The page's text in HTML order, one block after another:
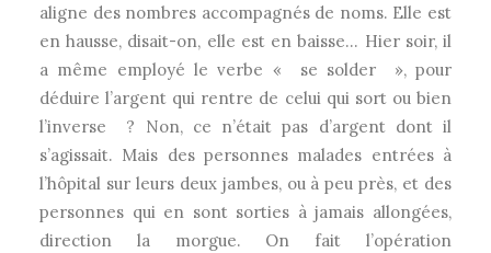
aligne des nombres accompagnés de noms. Elle est
en hausse, disait-on, elle est en baisse… Hier soir, il
a même employé le verbe « se solder », pour
déduire l’argent qui rentre de celui qui sort ou bien
l’inverse ? Non, ce n’était pas d’argent dont il
s’agissait. Mais des personnes malades entrées à
l’hôpital sur leurs deux jambes, ou à peu près, et des
personnes qui en sont sorties à jamais allongées,
direction la morgue. On fait l’opération